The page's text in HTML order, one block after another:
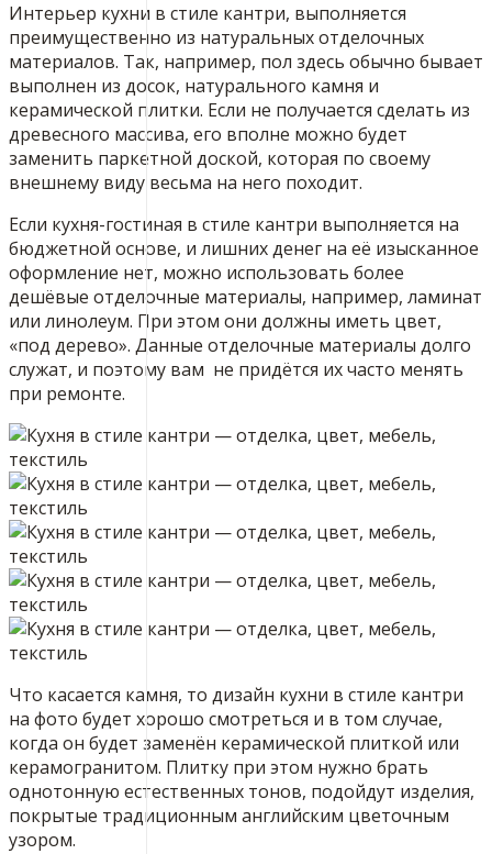
Интерьер кухни в стиле кантри, выполняется
преимущественно из натуральных отделочных
материалов. Так, например, пол здесь обычно бывает
выполнен из досок, натурального камня и
керамической плитки. Если не получается сделать из
древесного массива, его вполне можно будет
заменить паркетной доской, которая по своему
внешнему виду весьма на него походит.
Если кухня-гостиная в стиле кантри выполняется на
бюджетной основе, и лишних денег на её изысканное
оформление нет, можно использовать более
дешёвые отделочные материалы, например, ламинат
или линолеум. При этом они должны иметь цвет,
«под дерево». Данные отделочные материалы долго
служат, и поэтому вам не придётся их часто менять
при ремонте.
Что касается камня, то дизайн кухни в стиле кантри
на фото будет хорошо смотреться и в том случае,
когда он будет заменён керамической плиткой или
керамогранитом. Плитку при этом нужно брать
однотонную естественных тонов, подойдут изделия,
покрытые традиционным английским цветочным
узором.